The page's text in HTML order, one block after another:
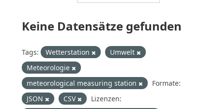
Keine Datensätze gefunden
Tags: Wetterstation
Umwelt
Meteorologie
meteorological measuring station
Formate:
JSON
CSV
Lizenzen: